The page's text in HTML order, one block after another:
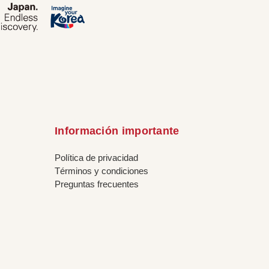
Información importante
Política de privacidad
Términos y condiciones
Preguntas frecuentes